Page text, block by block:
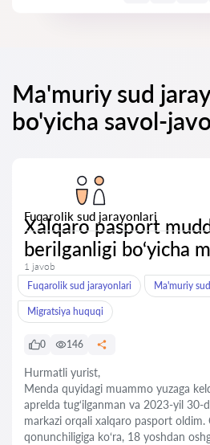
Ma'muriy sud
bo'yicha savol-
Fuqarolik sud jarayonlari
Xalqaro pasport
berilganligi bo‘yicha
1 javob
Fuqarolik sud jarayonlari
Ma'muriy
Migratsiya huquqi
0 146
Hurmatli yurist,
Menda quyidagi muammo yuzaga
aprelda tug‘ilganman va 2023-yil 30-
markazi orqali xalqaro pasport oldim.
qonunchiligiga ko‘ra, 18 yoshdan